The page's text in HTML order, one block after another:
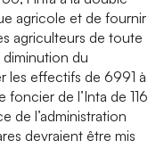
agricole et de fournir
agriculteurs de toute
diminution du
les effectifs de 6991 à
de l’Inta de 116
de l’administration
devraient être mis